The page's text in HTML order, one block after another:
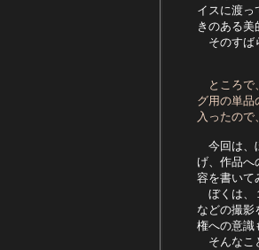
イスに渡っ
きのある
そのすば
ところ
グ用の単品
入ったの
今回は、
げ、作品へ
容を
ぼくは、
などの撮影
権への
そんなこ